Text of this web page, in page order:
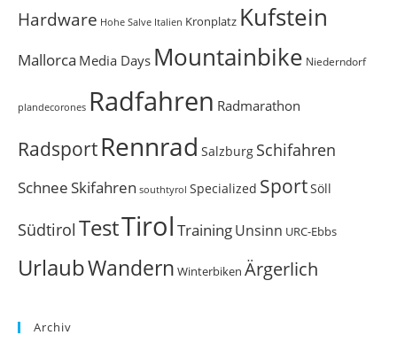
Hardware Hohe Salve Italien Kronplatz Kufstein
Mallorca Media Days Mountainbike Niederndorf
plandecorones Radfahren Radmarathon
RadsportRennrad Salzburg Schifahren
Schnee Skifahren southtyrol Specialized SportSöll
Südtirol TestTirol TrainingUnsinn URC-Ebbs
UrlaubWandern Winterbiken Ärgerlich
Archiv